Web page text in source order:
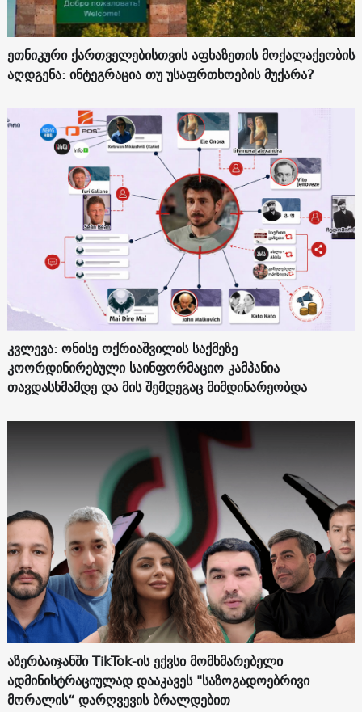
ეთნიკური ქართველებისთვის აფხაზეთის მოქალაქეობის
აღდგენა: ინტეგრაცია თუ უსაფრთხოების მუქარა?
კვლევა: ონისე ოქრიაშვილის საქმეზე
კოორდინირებული საინფორმაციო კამპანია
თავდასხმამდე და მის შემდეგაც მიმდინარეობდა
აზერბაიჯანში TikTok-ის ექვსი მომხმარებელი
ადმინისტრაციულად დააკავეს "საზოგადოებრივი
მორალის“ დარღვევის ბრალდებით